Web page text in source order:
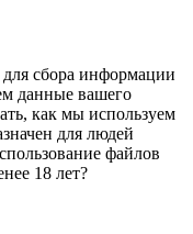
сбора информации
данные вашего
как мы используем
для людей
файлов
18 лет?